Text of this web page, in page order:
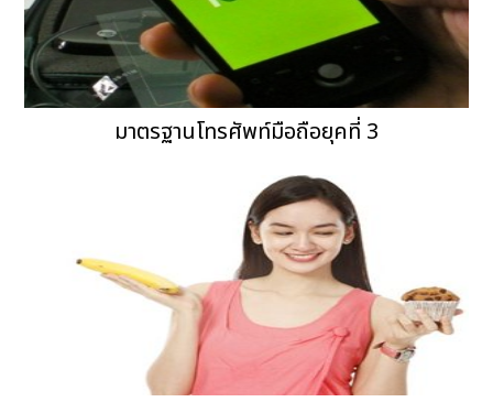
มาตรฐานโทรศัพท์มือถือยุคที่ 3